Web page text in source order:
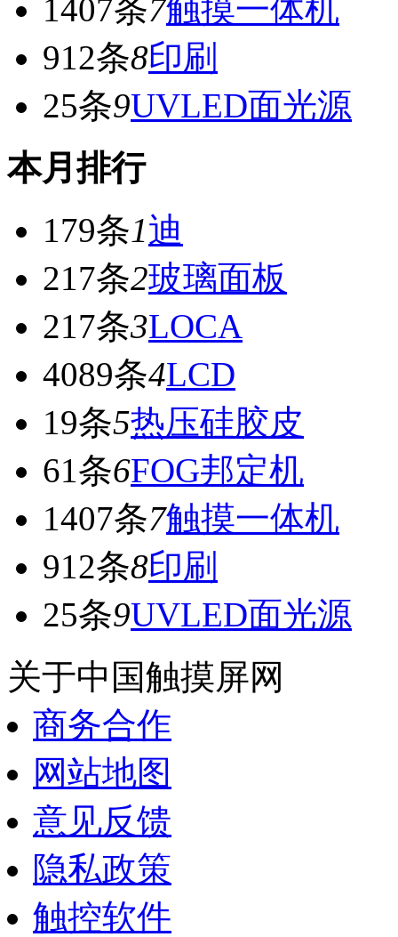
1407条7触摸一体机
912条8印刷
25条9UVLED面光源
本月排行
179条1迪
217条2玻璃面板
217条3LOCA
4089条4LCD
19条5热压硅胶皮
61条6FOG邦定机
1407条7触摸一体机
912条8印刷
25条9UVLED面光源
关于中国触摸屏网
商务合作
网站地图
意见反馈
隐私政策
触控软件